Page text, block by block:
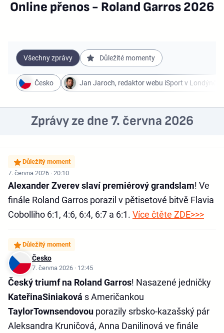
Online přenos - Roland Garros 2026
Všechny zprávy Důležité momenty
Česko Jan Jaroch, redaktor webu iSport v Londýně
Zprávy ze dne 7. června 2026
Důležitý moment
7. června 2026 · 20:10
Alexander Zverev slaví premiérový grandslam! Ve
finále Roland Garros porazil v pětisetové bitvě Flavia
Cobolliho 6:1, 4:6, 6:4, 6:7 a 6:1. Více čtěte ZDE>>>
Důležitý moment
Česko
7. června 2026 · 12:45
Český triumf na Roland Garros! Nasazené jedničky
KateřinaSiniaková s Američankou
TaylorTownsendovou porazily srbsko-kazašský pár
Aleksandra Kruničová, Anna Danilinová ve finále